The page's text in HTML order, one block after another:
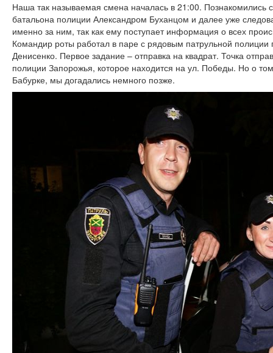
Наша так называемая смена началась в 21:00. Познакомились
батальона полиции Александром Буханцом и далее уже
именно за ним, так как ему поступает информация о всех
Командир роты работал в паре с рядовым патрульной полиции
Денисенко. Первое задание – отправка на квадрат. Точка
полиции Запорожья, которое находится на ул. Победы. Но о
Бабурке, мы догадались немного позже.